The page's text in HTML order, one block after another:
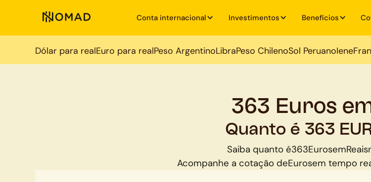
Conta internacional Investimentos Benefícios
Dólar para realEuro para realPeso ArgentinoLibraPeso ChilenoSol PeruanoIene
363 Euros
Quanto é 363
Saiba quanto é363EurosemReais
Acompanhe a cotação deEurosem tempo